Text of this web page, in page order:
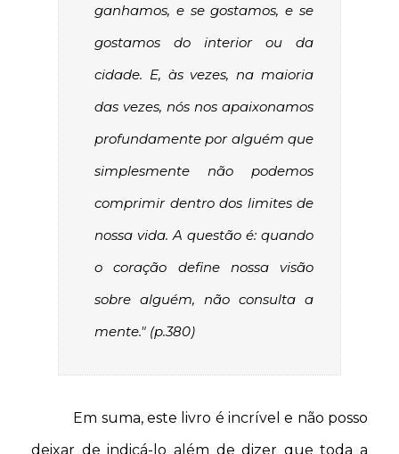
ganhamos, e se gostamos, e se
gostamos do interior ou da
cidade. E, às vezes, na maioria
das vezes, nós nos apaixonamos
profundamente por alguém que
simplesmente não podemos
comprimir dentro dos limites de
nossa vida. A questão é: quando
o coração define nossa visão
sobre alguém, não consulta a
mente." (p.380)
Em suma, este livro é incrível e não posso
deixar de indicá-lo além de dizer que toda a